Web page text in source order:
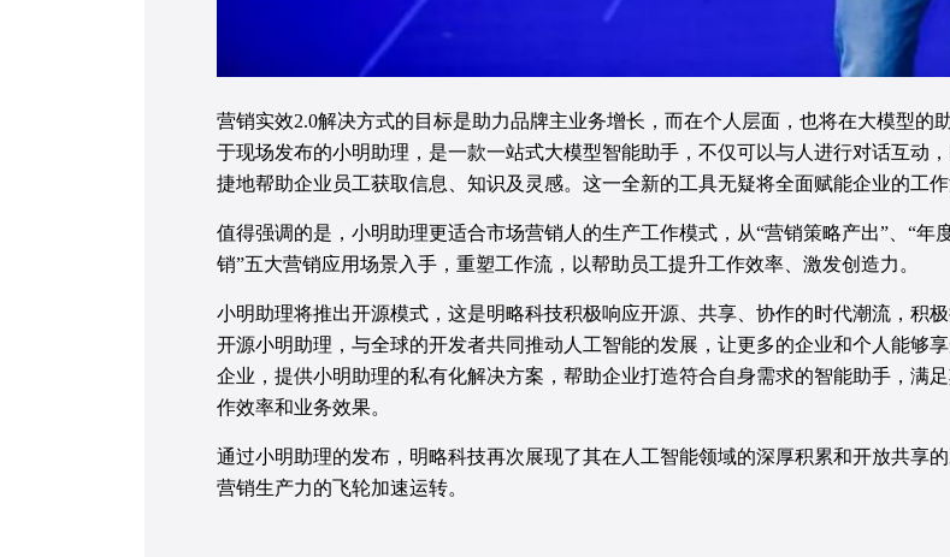
营销实效2.0解决方式的目标是助力品牌主业务增长，而在个人层面，也将在大模型
于现场发布的小明助理，是一款一站式大模型智能助手，不仅可以与人进行对话互动
捷地帮助企业员工获取信息、知识及灵感。这一全新的工具无疑将全面赋能企业的工
值得强调的是，小明助理更适合市场营销人的生产工作模式，从“营销策略产出”、“年
销”五大营销应用场景入手，重塑工作流，以帮助员工提升工作效率、激发创造力。
小明助理将推出开源模式，这是明略科技积极响应开源、共享、协作的时代潮流，积
开源小明助理，与全球的开发者共同推动人工智能的发展，让更多的企业和个人能够
企业，提供小明助理的私有化解决方案，帮助企业打造符合自身需求的智能助手，满
作效率和业务效果。
通过小明助理的发布，明略科技再次展现了其在人工智能领域的深厚积累和开放共享
营销生产力的飞轮加速运转。